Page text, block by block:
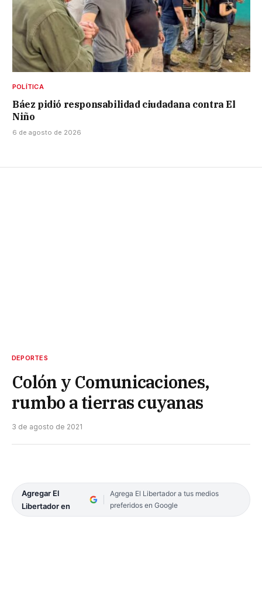
POLÍTICA
Báez pidió responsabilidad ciudadana contra El
Niño
6 de agosto de 2026
DEPORTES
Colón y Comunicaciones,
rumbo a tierras cuyanas
3 de agosto de 2021
Agregar El
Libertador en
Agrega El Libertador a tus medios
preferidos en Google